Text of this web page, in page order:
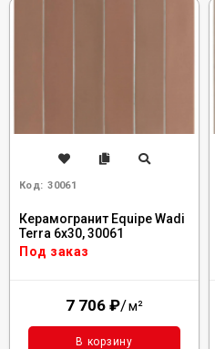
Код: 30061
Керамогранит Equipe Wadi
Terra 6x30, 30061
Под заказ
7 706 ₽/м²
В корзину